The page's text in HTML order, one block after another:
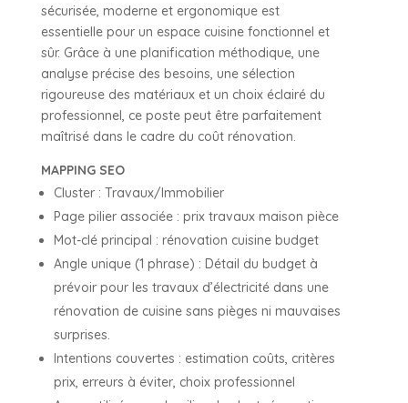
sécurisée, moderne et ergonomique est
essentielle pour un espace cuisine fonctionnel et
sûr. Grâce à une planification méthodique, une
analyse précise des besoins, une sélection
rigoureuse des matériaux et un choix éclairé du
professionnel, ce poste peut être parfaitement
maîtrisé dans le cadre du coût rénovation.
MAPPING SEO
Cluster : Travaux/Immobilier
Page pilier associée : prix travaux maison pièce
Mot-clé principal : rénovation cuisine budget
Angle unique (1 phrase) : Détail du budget à
prévoir pour les travaux d’électricité dans une
rénovation de cuisine sans pièges ni mauvaises
surprises.
Intentions couvertes : estimation coûts, critères
prix, erreurs à éviter, choix professionnel